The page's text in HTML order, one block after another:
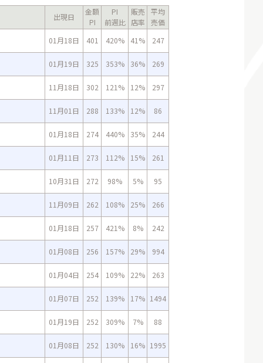
出現日
金額
PI
PI
前週比
販売
店率
平均
売価
01月18日
401 420% 41% 247
01月19日 325 353% 36% 269
11月18日 302 121% 12% 297
11月01日 288 133% 12% 86
01月18日 274 440% 35% 244
01月11日 273 112% 15% 261
10月31日 272 98% 5% 95
11月09日 262 108% 25% 266
01月18日 257 421% 8% 242
01月08日 256 157% 29% 994
01月04日 254 109% 22% 263
01月07日 252 139% 17% 1494
01月19日 252 309% 7% 88
01月08日 252 130% 16% 1995